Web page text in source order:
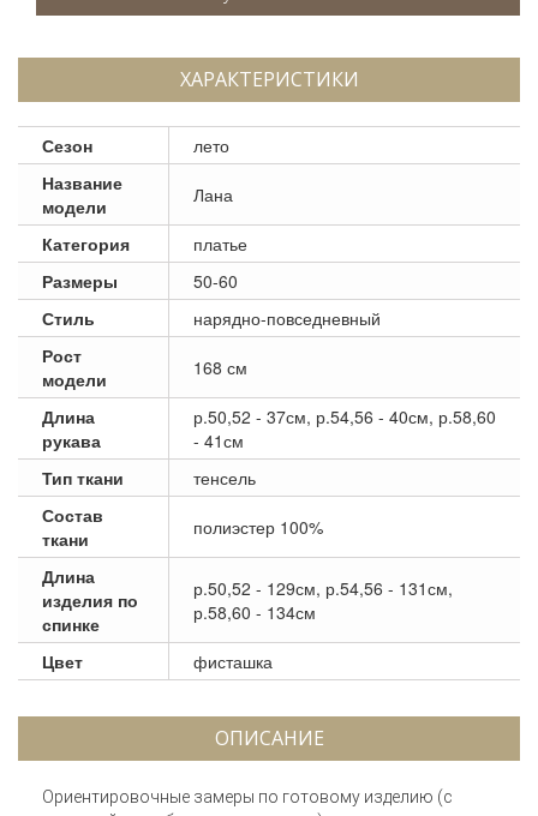
ХАРАКТЕРИСТИКИ
Сезон
лето
Название
модели
Лана
Категория
платье
Размеры
50-60
Стиль
нарядно-повседневный
Рост
модели
168 см
Длина
рукава
р.50,52 - 37см, р.54,56 - 40см, р.58,60
- 41см
Тип ткани
тенсель
Состав
ткани
полиэстер 100%
Длина
изделия по
спинке
р.50,52 - 129см, р.54,56 - 131см,
р.58,60 - 134см
Цвет фисташка
ОПИСАНИЕ
Ориентировочные замеры по готовому изделию (с